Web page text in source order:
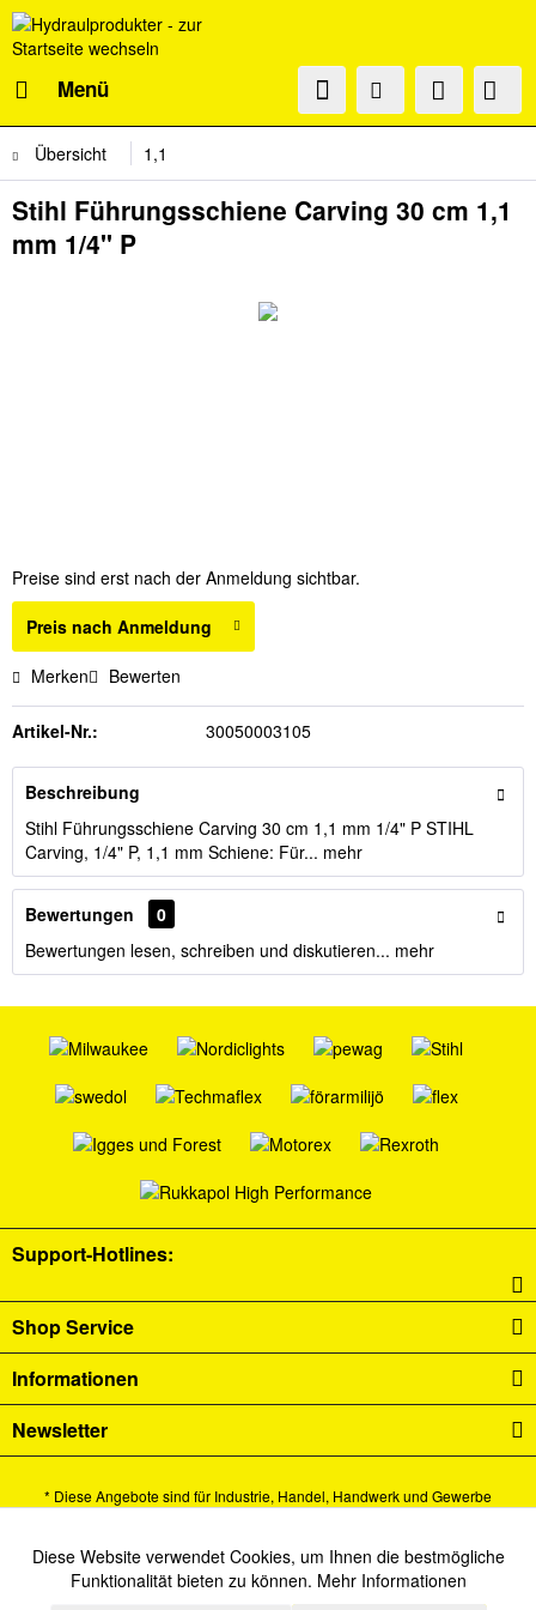
Menü
Übersicht 1,1
Stihl Führungsschiene Carving 30 cm 1,1
mm 1/4" P
Preise sind erst nach der Anmeldung sichtbar.
Preis nach Anmeldung
Merken Bewerten
Artikel-Nr.: 30050003105
Beschreibung
Stihl Führungsschiene Carving 30 cm 1,1 mm 1/4" P STIHL
Carving, 1/4" P, 1,1 mm Schiene: Für... mehr
Bewertungen
0
Bewertungen lesen, schreiben und diskutieren... mehr
Support-Hotlines:
Shop Service
Informationen
Newsletter
* Diese Angebote sind für Industrie, Handel, Handwerk und Gewerbe
Alle Preise verstehen sich zzgl. Mehrwertsteuer undVersandkostenund ggf.
Nachnahmegebühren, wenn nicht anders beschrieben.
Funktionale Aktiv
Diese Website verwendet Cookies, um Ihnen die bestmögliche
Funktionalität bieten zu können. Mehr Informationen